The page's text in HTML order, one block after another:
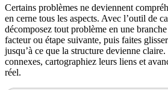
Certains problèmes ne deviennent
en cerne tous les aspects. Avec l’outil de
décomposez tout problème en une
facteur ou étape suivante, puis faites
jusqu’à ce que la structure devienne
connexes, cartographiez leurs liens et
réel.